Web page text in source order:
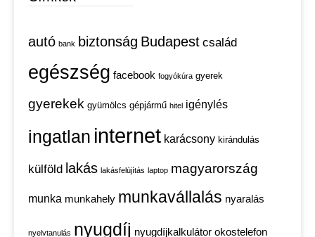
autó bank biztonság Budapest család
egészség facebook fogyókúra gyerek
gyerekek gyümölcs gépjármű hitel igénylés
ingatlan internet karácsony kirándulás
külföld lakás lakásfelújítás laptop magyarország
munka munkahely munkavállalás nyaralás
nyelvtanulás nyugdíj nyugdíjkalkulátor okostelefon